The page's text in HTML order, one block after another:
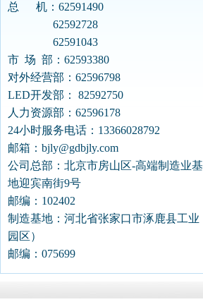
总 机：62591490
62592728
62591043
市 场 部：62593380
对外经营部：62596798
LED开发部： 82592750
人力资源部：62596178
24小时服务电话：13366028792
邮箱： bjly@gdbjly.com
公司总部：北京市房山区-高端制造业基
地迎宾南街9号
邮编：102402
制造基地：河北省张家口市涿鹿县工业
园区）
邮编：075699